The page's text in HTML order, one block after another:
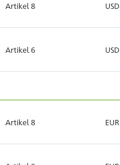
Artikel 8 USD
Artikel 6 USD
Artikel 8 EUR